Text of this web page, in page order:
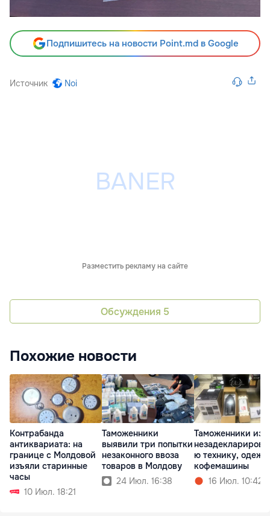
Подпишитесь на новости Point.md в Google
Источник Noi
Разместить рекламу на сайте
Обсуждения 5
Похожие новости
Контрабанда
антиквариата: на
границе с Молдовой
изъяли старинные
часы
10 Июл. 18:21
Таможенники
выявили три попытки
незаконного ввоза
товаров в Молдову
24 Июл. 16:38
Таможенники
ю технику,
кофемашины
16 Июл. 10:42